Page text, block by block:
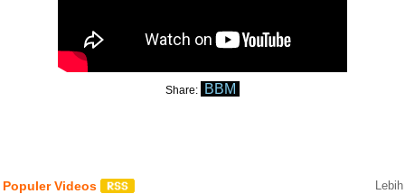
Share: BBM
Populer Videos Lebih